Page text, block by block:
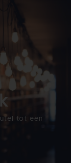
tot een